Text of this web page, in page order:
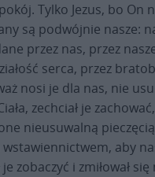
Tylko Jezus, bo On
są podwójnie nasze:
przez nas, przez
serca, przez
nosi je dla nas, nie
zechciał je
nieusuwalną
aby
zobaczyć i zmiłował